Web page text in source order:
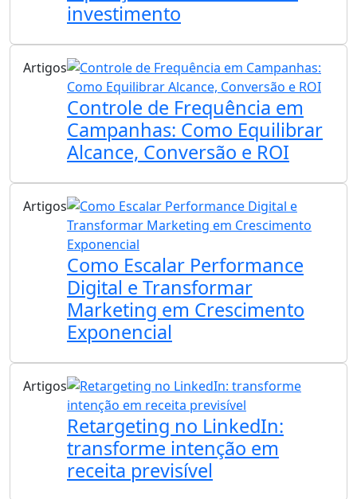
investimento
Artigos
Controle de Frequência em
Campanhas: Como Equilibrar
Alcance, Conversão e ROI
Artigos
Como Escalar Performance
Digital e Transformar
Marketing em Crescimento
Exponencial
Artigos
Retargeting no LinkedIn:
transforme intenção em
receita previsível